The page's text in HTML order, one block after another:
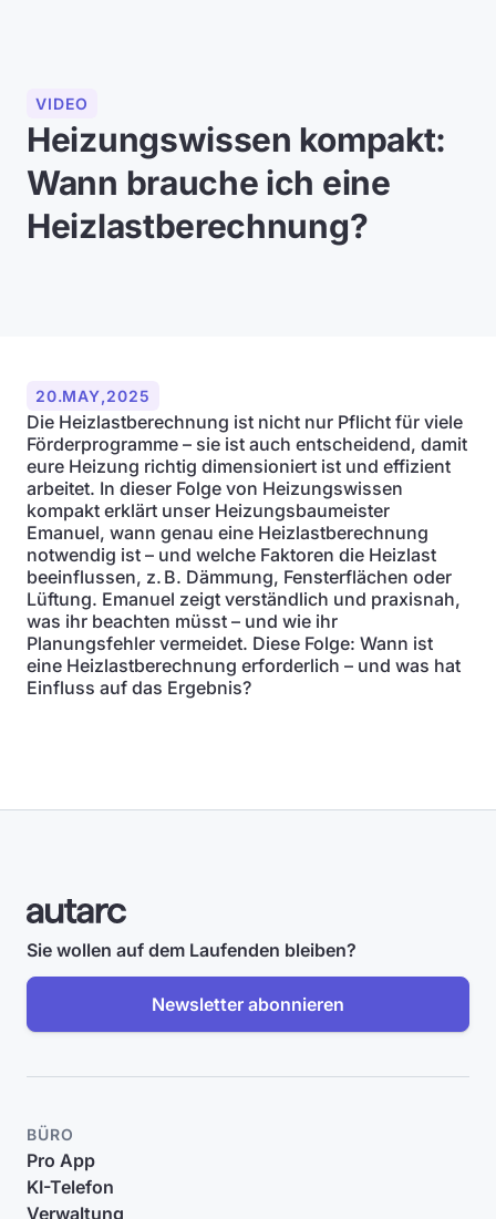
VIDEO
Heizungswissen kompakt:
Wann brauche ich eine
Heizlastberechnung?
20.MAY,2025
Die Heizlastberechnung ist nicht nur Pflicht für viele
Förderprogramme – sie ist auch entscheidend, damit
eure Heizung richtig dimensioniert ist und effizient
arbeitet. In dieser Folge von Heizungswissen
kompakt erklärt unser Heizungsbaumeister
Emanuel, wann genau eine Heizlastberechnung
notwendig ist – und welche Faktoren die Heizlast
beeinflussen, z. B. Dämmung, Fensterflächen oder
Lüftung. Emanuel zeigt verständlich und praxisnah,
was ihr beachten müsst – und wie ihr
Planungsfehler vermeidet. Diese Folge: Wann ist
eine Heizlastberechnung erforderlich – und was hat
Einfluss auf das Ergebnis?
Sie wollen auf dem Laufenden bleiben?
Newsletter abonnieren
BÜRO
Pro App
KI-Telefon
Verwaltung